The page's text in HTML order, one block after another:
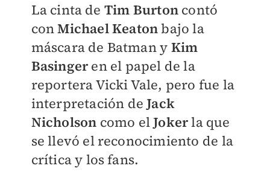
La cinta de Tim Burton contó
conMichael Keatonbajo la
máscara de Batman y Kim
Basingeren el papel de la
reporteraVicki Vale, pero fue la
interpretación de Jack
Nicholson como elJokerla que
se llevó el reconocimiento de la
crítica y los fans.